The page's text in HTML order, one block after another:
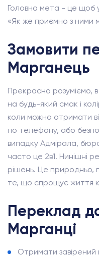
Головна мета - це щоб
«Як же приємно з ними
Замовити
Марганець
Прекрасно розуміємо,
на будь-який смак і
коли можна отримати
по телефону, або
випадку Адмірала,
часто це 2в1. Нинішні
рішень. Це природньо,
те, що спрощує життя
Переклад
Марганці
Отримати завірений